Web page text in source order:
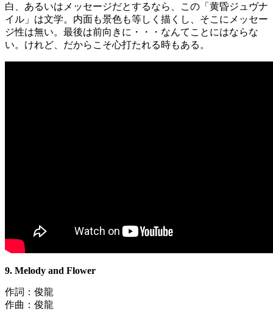
白、あるいはメッセージだとするなら、この「黄昏ジュヴナ
イル」は文学。内面も景色も等しく描くし、そこにメッセー
ジ性は無い。最後は前向きに・・・なんてことにはならな
い。けれど、だからこそ心打たれる時もある。
9. Melody and Flower
作詞：俊龍
作曲：俊龍